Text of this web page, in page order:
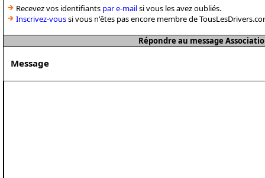
Recevez vos identifiants par e-mailsi vous les avez oubliés.
Inscrivez-voussi vous n'êtes pas encore membre de
Répondre au message
Message